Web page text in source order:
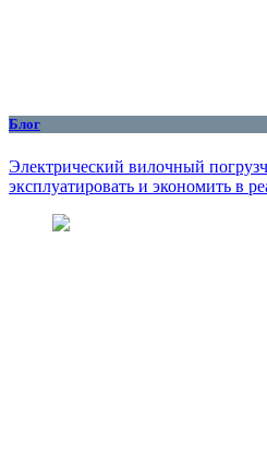
Блог
Электрический вилочный
эксплуатировать и экономить в